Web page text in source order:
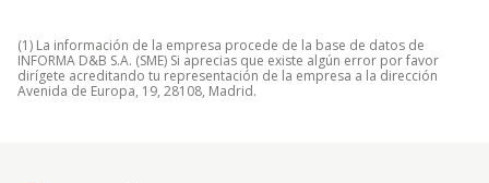
(1) La información de la empresa procede de la base de datos de
INFORMA D&B S.A. (SME) Si aprecias que existe algún error por favor
dirígete acreditando tu representación de la empresa a la dirección
Avenida de Europa, 19, 28108, Madrid.